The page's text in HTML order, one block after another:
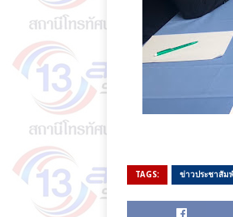
TAGS: ข่าวประชาสัม